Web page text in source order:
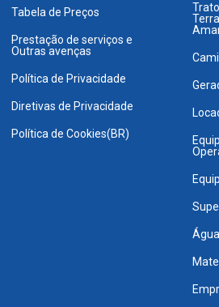
Tabela de Preços
Prestação de serviços e
Outras avenças
Política de Privacidade
Diretivas de Privacidade
Política de Cookies(BR)